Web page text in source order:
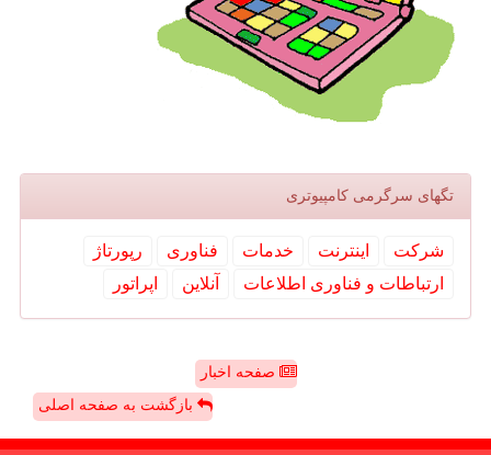
تگهای سرگرمی كامپیوتری
شركت اینترنت خدمات فناوری
رپورتاژ
ارتباطات و فناوری اطلاعات
آنلاین اپراتور
صفحه اخبار
بازگشت به صفحه اصلی